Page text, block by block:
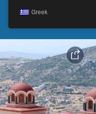
Greek